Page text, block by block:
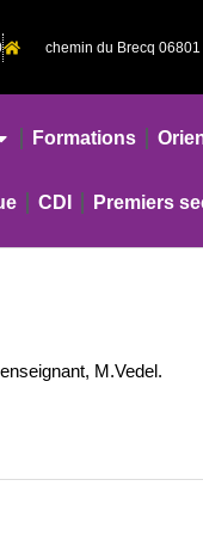
chemin du Brecq
Formations
CDI Premiers
M.Vedel.